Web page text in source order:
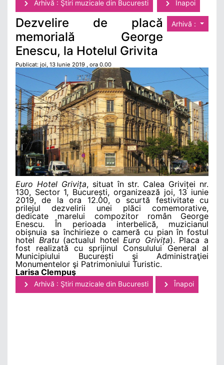
Arhivă : Ştiri muzicale din Bucuresti Înapoi
Arhivă :
Dezvelire de placă
memorială George
Enescu, la Hotelul Grivita
Publicat: joi, 13 Iunie 2019 , ora 0.00
Euro Hotel Grivița, situat în str. Calea Griviței nr.
130, Sector 1, București, organizează joi, 13 iunie
2019, de la ora 12.00, o scurtă festivitate cu
prilejul dezvelirii unei plăci comemorative,
dedicate marelui compozitor român George
Enescu. În perioada interbelică, muzicianul
obișnuia sa închirieze o cameră cu pian în fostul
hotel Bratu(actualul hotel Euro Grivița). Placa a
fost realizată cu sprijinul Consulului General al
Municipiului București şi Administraţiei
Monumentelor şi Patrimoniului Turistic.
Larisa Clempuş
Arhivă : Ştiri muzicale din Bucuresti Înapoi